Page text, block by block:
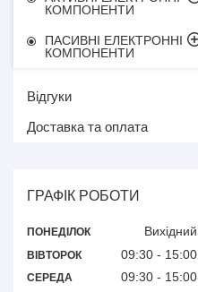
КОМПОНЕНТИ
ПАСИВНІ ЕЛЕКТРОННІ
КОМПОНЕНТИ
Відгуки
Доставка та оплата
ГРАФІК РОБОТИ
ПОНЕДІЛОК Вихідний
ВІВТОРОК 09:30 15:00
СЕРЕДА 09:30 15:00